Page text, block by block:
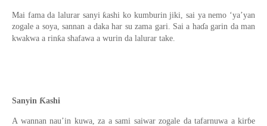
Mai fama da lalurar sanyi ƙashi ko kumburin jiki, sai ya nemo ‘ya’yan
zogale a soya, sannan a daka har su zama gari. Sai a haɗa garin da man
kwakwa a rinƙa shafawa a wurin da lalurar take.
Sanyin Ƙashi
A wannan nau’in kuwa, za a sami saiwar zogale da tafarnuwa a kirɓe